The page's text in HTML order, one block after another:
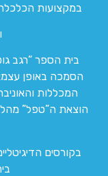
במקצועות
בית הספר “רגב
הסמכה באופן
המכללות
הוצאת ה”טפל”
בקורסים